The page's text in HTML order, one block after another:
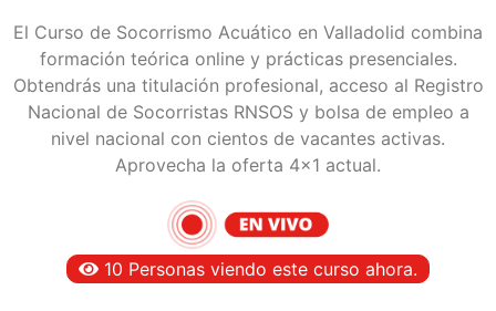
El Curso de Socorrismo Acuático en Valladolid combina
formación teórica online y prácticas presenciales.
Obtendrás una titulación profesional, acceso al Registro
Nacional de Socorristas RNSOS y bolsa de empleo a
nivel nacional con cientos de vacantes activas.
Aprovecha la oferta 4×1 actual.
10 Personas viendo este curso ahora.